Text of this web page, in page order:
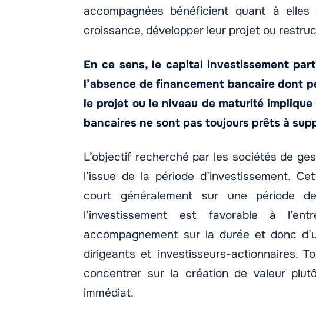
accompagnées bénéficient quant à
croissance, développer leur projet ou
En ce sens, le capital investissement
l’absence de financement bancaire dont
le projet ou le niveau de maturité
bancaires ne sont pas toujours prêts à
L’objectif recherché par les sociétés de
l’issue de la période d’investissement.
court généralement sur une période
l’investissement est favorable à
accompagnement sur la durée et donc
dirigeants et investisseurs-actionnaires.
concentrer sur la création de valeur
immédiat.